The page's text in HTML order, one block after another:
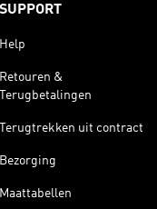
SUPPORT
Help
Retouren &
Terugbetalingen
Terugtrekken uit contract
Bezorging
Maattabellen